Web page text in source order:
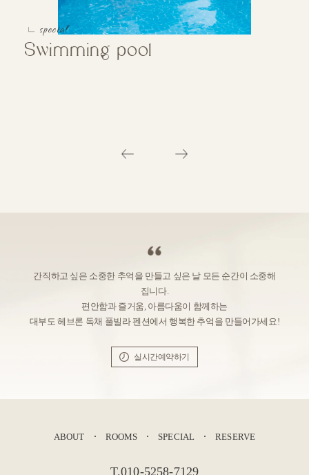
special
Swimming pool
ㄴ
간직하고 싶은 소중한 추억을 만들고 싶은 날 모든 순간이 소중해
집니다.
편안함과 즐거움, 아름다움이 함께하는
대부도 헤브론 독채 풀빌라 펜션에서 행복한 추억을 만들어가세요!
실시간예약하기
ABOUT ROOMS SPECIAL RESERVE
T.010-5258-7129